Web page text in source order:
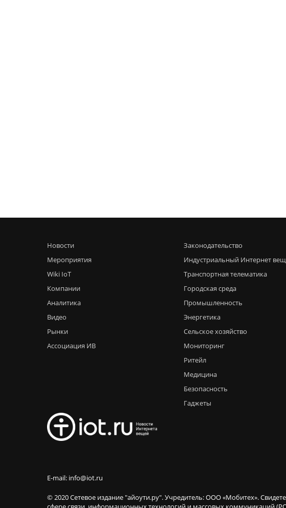
Новости
Мероприятия
Wiki IoT
Компании
Аналитика
Видео
Рынки
Ассоциация ИВ
Законодательство
Индустриальный Интернет
Транспортная телематика
Городская среда
Промышленность
Энергетика
Сельское хозяйство
Мониторинг
Ритейл
Медицина
Безопасность
Гаджеты
E-mail: info@iot.ru
© 2020 Сетевое издание "айоути.ру". Учредитель: ООО «Мобитех».